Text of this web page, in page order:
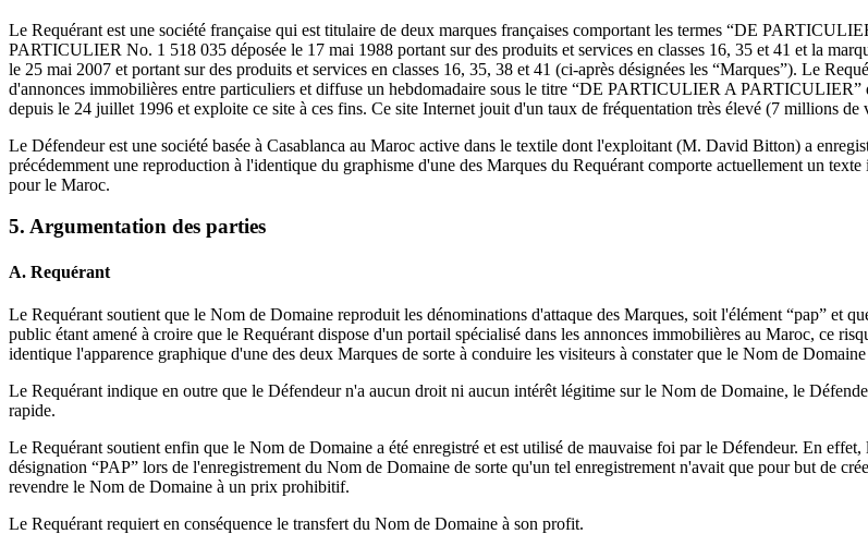
Le Requérant est une société française qui est titulaire de deux marques françaises comportant les termes “DE
PARTICULIER No. 1 518 035 déposée le 17 mai 1988 portant sur des produits et services en classes 16, 35 et 41 et la
le 25 mai 2007 et portant sur des produits et services en classes 16, 35, 38 et 41 (ci-après désignées les “Marques”). Le
d'annonces immobilières entre particuliers et diffuse un hebdomadaire sous le titre “DE PARTICULIER A
depuis le 24 juillet 1996 et exploite ce site à ces fins. Ce site Internet jouit d'un taux de fréquentation très élevé (7 millions de
Le Défendeur est une société basée à Casablanca au Maroc active dans le textile dont l'exploitant (M. David Bitton) a
précédemment une reproduction à l'identique du graphisme d'une des Marques du Requérant comporte actuellement un
pour le Maroc.
5. Argumentation des parties
A. Requérant
Le Requérant soutient que le Nom de Domaine reproduit les dénominations d'attaque des Marques, soit l'élément “pap” et
public étant amené à croire que le Requérant dispose d'un portail spécialisé dans les annonces immobilières au Maroc, ce
identique l'apparence graphique d'une des deux Marques de sorte à conduire les visiteurs à constater que le Nom de
Le Requérant indique en outre que le Défendeur n'a aucun droit ni aucun intérêt légitime sur le Nom de Domaine, le
rapide.
Le Requérant soutient enfin que le Nom de Domaine a été enregistré et est utilisé de mauvaise foi par le Défendeur. En
désignation “PAP” lors de l'enregistrement du Nom de Domaine de sorte qu'un tel enregistrement n'avait que pour but de
revendre le Nom de Domaine à un prix prohibitif.
Le Requérant requiert en conséquence le transfert du Nom de Domaine à son profit.